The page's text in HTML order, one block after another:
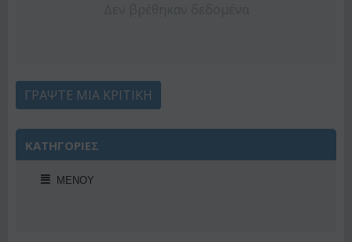
ΓΡΆΨΤΕ ΜΙΑ ΚΡΙΤΙΚΉ
ΚΑΤΗΓΟΡΙΕΣ
ΜΕΝΟΎ